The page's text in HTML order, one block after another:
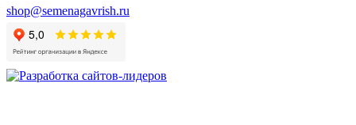
shop@semenagavrish.ru